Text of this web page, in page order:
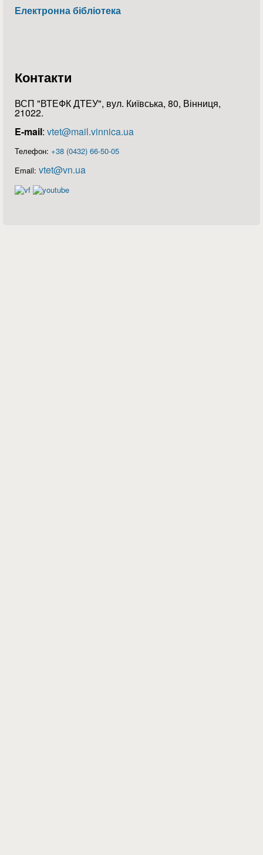
Електронна бібліотека
Контакти
ВСП "ВТЕФК ДТЕУ", вул. Київська, 80, Вінниця,
21022.
E-mail: vtet@mail.vinnica.ua
Телефон: +38 (0432) 66-50-05
Email: vtet@vn.ua